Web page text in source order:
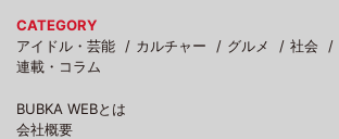
CATEGORY
アイドル・芸能
カルチャー グルメ 社会
連載・コラム
BUBKA WEBとは
会社概要